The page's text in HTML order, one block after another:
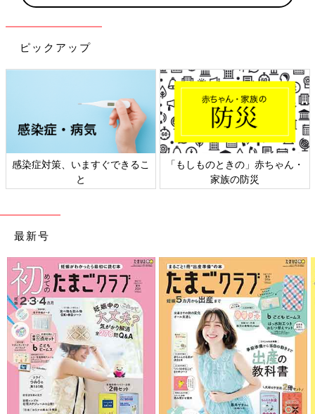
ピックアップ
感染症対策、いますぐできるこ
と
「もしものときの」赤ちゃん・
家族の防災
最新号